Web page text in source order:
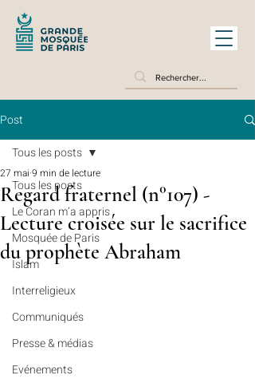
Post
Tous les posts
Le Coran m’a appris
Mosquée de Paris
Islam
Interreligieux
Communiqués
Presse & médias
Evénements
Tous les posts
Regard fraternel (n°107) -
Lecture croisée sur le sacrifice
du prophète Abraham
27 mai 9 min de lecture